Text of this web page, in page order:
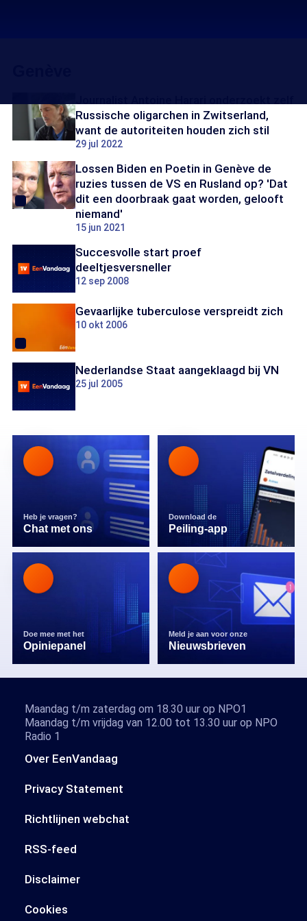
Russische oligarchen in Zwitserland,
want de autoriteiten houden zich stil
29 jul 2022
Lossen Biden en Poetin in Genève de
ruzies tussen de VS en Rusland op? 'Dat
dit een doorbraak gaat worden, gelooft
niemand'
15 jun 2021
Succesvolle start proef
deeltjesversneller
12 sep 2008
Gevaarlijke tuberculose verspreidt zich
10 okt 2006
Nederlandse Staat aangeklaagd bij VN
25 jul 2005
Heb je vragen?
Chat met ons
Download de
Peiling-app
Doe mee met het
Opiniepanel
Meld je aan voor onze
Nieuwsbrieven
Over EenVandaag
Privacy Statement
Richtlijnen webchat
RSS-feed
Disclaimer
Cookies
Maandag t/m zaterdag om 18.30 uur op NPO1
Maandag t/m vrijdag van 12.00 tot 13.30 uur op NPO
Radio 1